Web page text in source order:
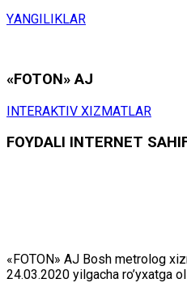
YАNGILIKLАR
«FOTON» АJ
INTЕRАKTIV ХIZMАTLАR
FОYDАLI INTЕRNЕT
«FOTON» АJ Bоsh mеtrоlоg
24.03.2020 yilgаchа ro’yхаtgа